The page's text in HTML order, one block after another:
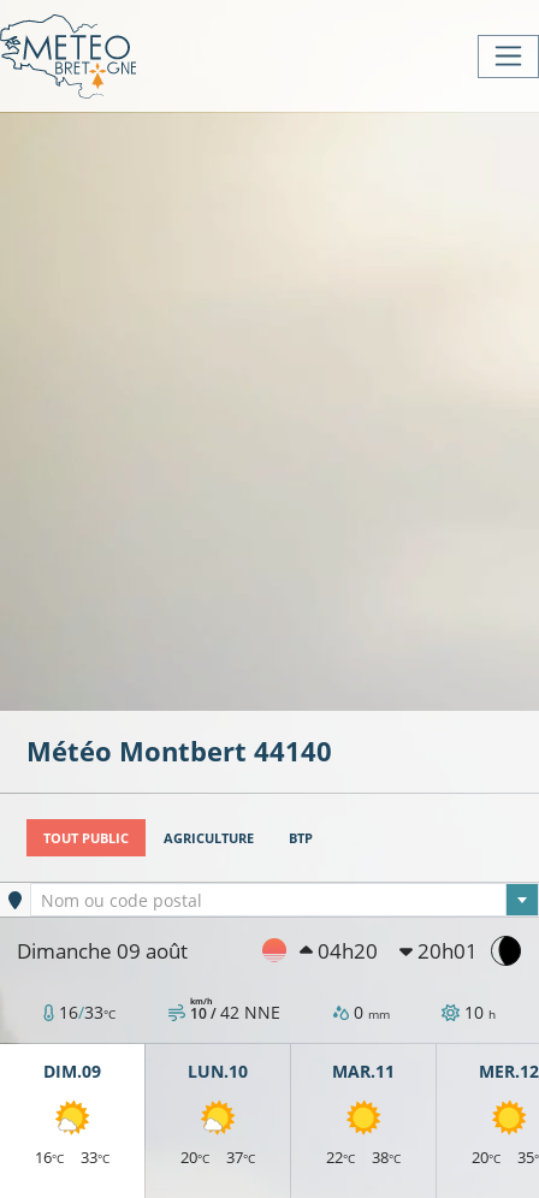
Météo Montbert 44140
TOUT PUBLIC AGRICULTURE BTP
Ville sélectionnée
Nom ou code postal
Dimanche 09 août 04h20 20h01
16/33°C 10 /
km/h 42 NNE 0 mm 10 h
DIM.09
16°C 33°C
LUN.10
20°C 37°C
MAR.11
22°C 38°C
MER.12
20°C 35
25°C
22°C